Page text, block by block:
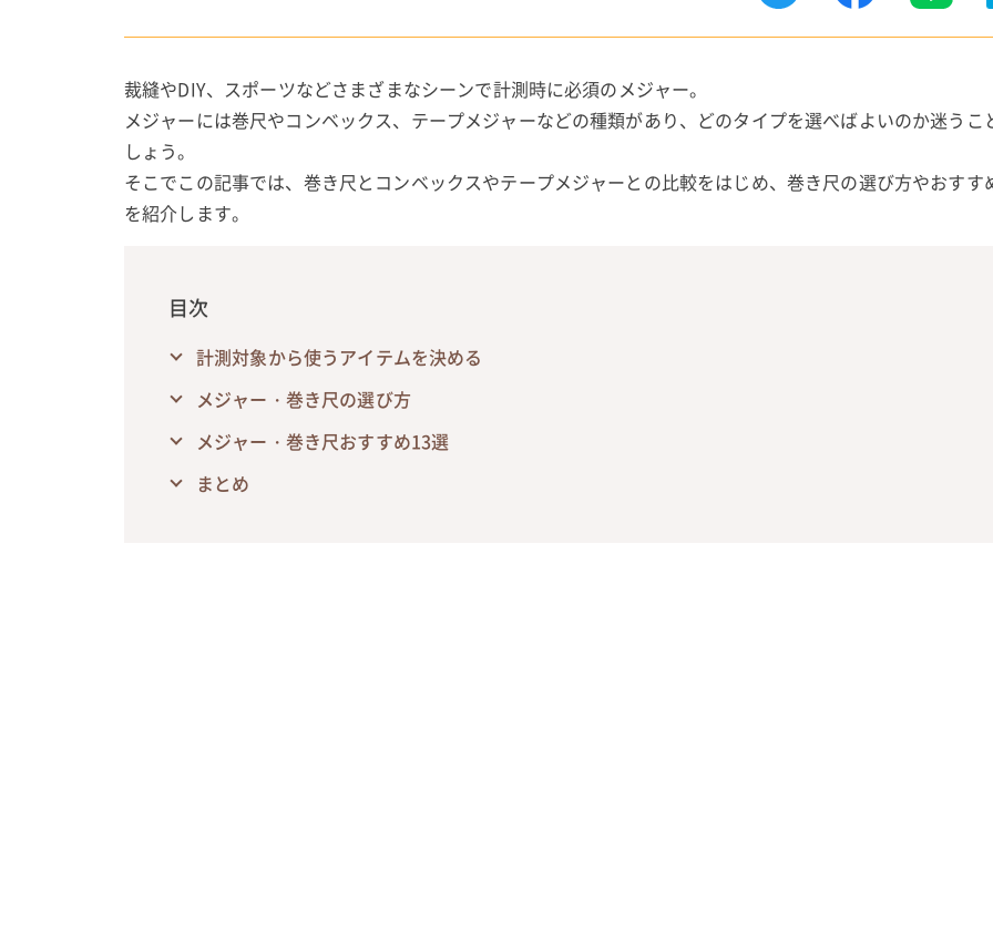
裁縫やDIY、スポーツなどさまざまなシーンで計測時に必須のメジャー。
メジャーには巻尺やコンベックス、テープメジャーなどの種類があり、どのタイプを選べばよいのか迷うこ
しょう。
そこでこの記事では、巻き尺とコンベックスやテープメジャーとの比較をはじめ、巻き尺の選び方やおすす
を紹介します。
目次
計測対象から使うアイテムを決める
メジャー・巻き尺の選び方
メジャー・巻き尺おすすめ13選
まとめ